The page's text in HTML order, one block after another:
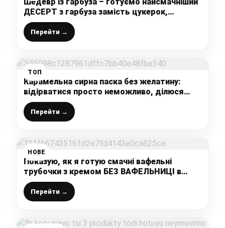
Шедевр із гарбуза – готуємо найсмачніший
ДЕСЕРТ з гарбуза замість цукерок,
буквально за хвилини, важко повірити, що
це простий гарбуз
Перейти →
ТОП
Карамельна сирна паска без желатину:
відірватися просто неможливо, ділюся
рецептом
Перейти →
НОВЕ
Показую, як я готую смачні вафельні
трубочки з кремом БЕЗ ВАФЕЛЬНИЦІ в
домашніх умовах: покроковий рецепт
приготування
Перейти →